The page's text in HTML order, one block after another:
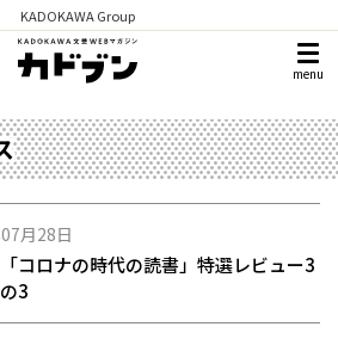
KADOKAWA Group
menu
月28日
コロナの時代の読書」特選レビュー3
3